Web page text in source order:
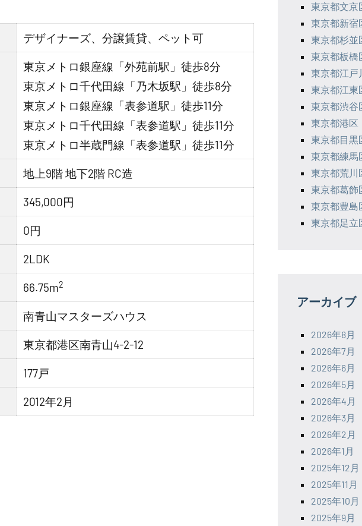
デザイナーズ、分譲賃貸、ペット可
東京メトロ銀座線「外苑前駅」徒歩8分
東京メトロ千代田線「乃木坂駅」徒歩8分
東京メトロ銀座線「表参道駅」徒歩11分
東京メトロ千代田線「表参道駅」徒歩11分
東京メトロ半蔵門線「表参道駅」徒歩11分
地上9階 地下2階 RC造
345,000円
0円
2LDK
66.75m2
南青山マスターズハウス
東京都港区南青山4-2-12
177戸
2012年2月
東京都文京
東京都新宿
東京都杉並
東京都板橋
東京都江戸
東京都江東
東京都渋谷
東京都港区
東京都目黒
東京都練馬
東京都荒川
東京都葛飾
東京都豊島
東京都足立
アーカイブ
2026年8月
2026年7月
2026年6月
2026年5月
2026年4月
2026年3月
2026年2月
2026年1月
2025年12月
2025年11月
2025年10月
2025年9月